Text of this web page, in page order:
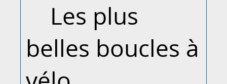
Les plus
belles boucles à